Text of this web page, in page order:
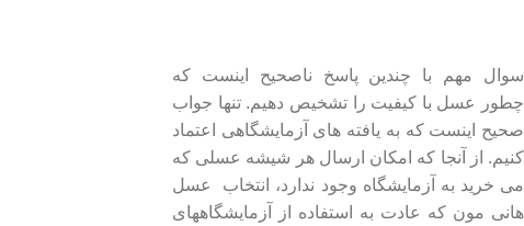
سوال مهم با چندین پاسخ ناصحیح اینست که
چطور عسل با کیفیت را تشخیص دهیم. تنها جواب
صحیح اینست که به یافته های آزمایشگاهی اعتماد
کنیم. از آنجا که امکان ارسال هر شیشه عسلی که
می خرید به آزمایشگاه وجود ندارد، انتخاب عسل
هانی مون که عادت به استفاده از آزمایشگاههای